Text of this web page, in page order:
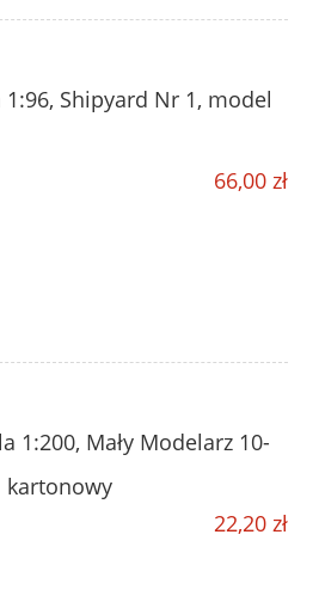
Shipyard Nr 1, model
66,00 zł
1:200, Mały Modelarz 10-
kartonowy
22,20 zł